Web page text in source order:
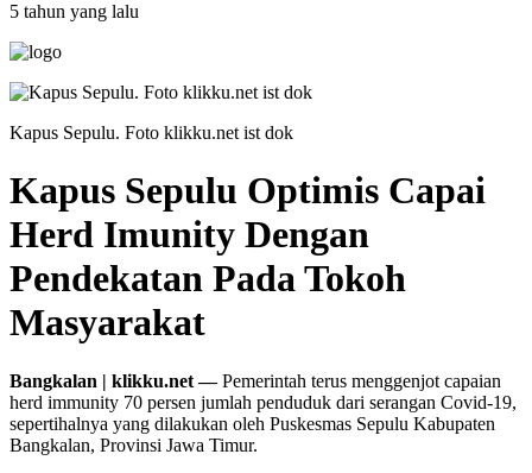
5 tahun yang lalu
Kapus Sepulu. Foto klikku.net ist dok
Kapus Sepulu Optimis Capai
Herd Imunity Dengan
Pendekatan Pada Tokoh
Masyarakat
Bangkalan | klikku.net —Pemerintah terus menggenjot capaian
herd immunity 70 persen jumlah penduduk dari serangan Covid-19,
sepertihalnya yang dilakukan oleh Puskesmas Sepulu Kabupaten
Bangkalan, Provinsi Jawa Timur.